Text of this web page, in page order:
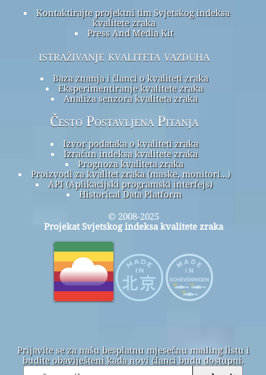
Kontaktirajte projektni tim Svjetskog indeksa
kvalitete zraka
Press And Media Kit
istraživanje kvaliteta vazduha
Baza znanja i članci o kvaliteti zraka
Eksperimentiranje kvalitete zraka
Analiza senzora kvaliteta zraka
Često Postavljena Pitanja
Izvor podataka o kvaliteti zraka
Izračun indeksa kvalitete zraka
Prognoza kvaliteta zraka
Proizvodi za kvalitet zraka (maske, monitori...)
API (Aplikacijski programski interfejs)
Historical Data Platform
© 2008-2025
Projekat Svjetskog indeksa kvalitete zraka
Prijavite se za našu besplatnu mjesečnu mailing listu i
budite obaviješteni kada novi članci budu dostupni.